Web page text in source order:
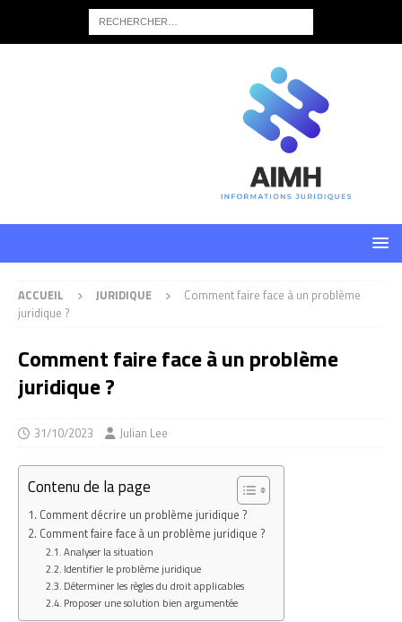
ACCUEIL JURIDIQUE
Comment faire face à un problème
juridique ?
Comment faire face à un problème
juridique ?
31/10/2023 Julian Lee
Contenu de la page
Comment décrire un problème juridique ?
Comment faire face à un problème juridique ?
Analyser la situation
Identifier le problème juridique
Déterminer les règles du droit applicables
Proposer une solution bien argumentée